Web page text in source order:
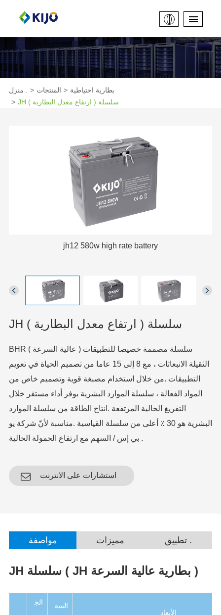
المنتجات
بطارية احتياطية
JH سلسلة ( ارتفاع معدل البطارية )
jh12 580w high rate battery
JH سلسلة ( ارتفاع معدل البطارية )
BHR ( عالية السرعة ) سلسلة مصممة خصيصا للتطبيقات
الثقيلة الانبعاثات ، مع 8 إلى 15 عاما من تصميم الحياة في تعويم
التطبيقات .من خلال استخدام مصبغة قوية وتصميم خاص من
المواد الفعالة ، سلسلة الموارد البشرية يوفر أداء مستقر خلال
التفريغ الحالية المرتفعة .انتاج الطاقة من سلسلة الموارد
البشرية هو 30 ٪ أعلى من سلسلة القياسية .مناسبة لأنّ شركة يو
بي إس / السهم مع ارتفاع الحمولة الحالية .
استشارات على الانترنت
مواصفة مميزات تطبيق .
JH سلسلة ( JH بطارية عالية السرعة )
الج
السع
الأبعاد